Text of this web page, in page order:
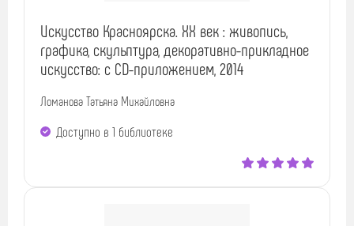
Искусство Красноярска. XX век : живопись,
графика, скульптура, декоративно-прикладное
искусство: с CD-приложением, 2014
Ломанова Татьяна Михайловна
Доступно в 1 библиотекe